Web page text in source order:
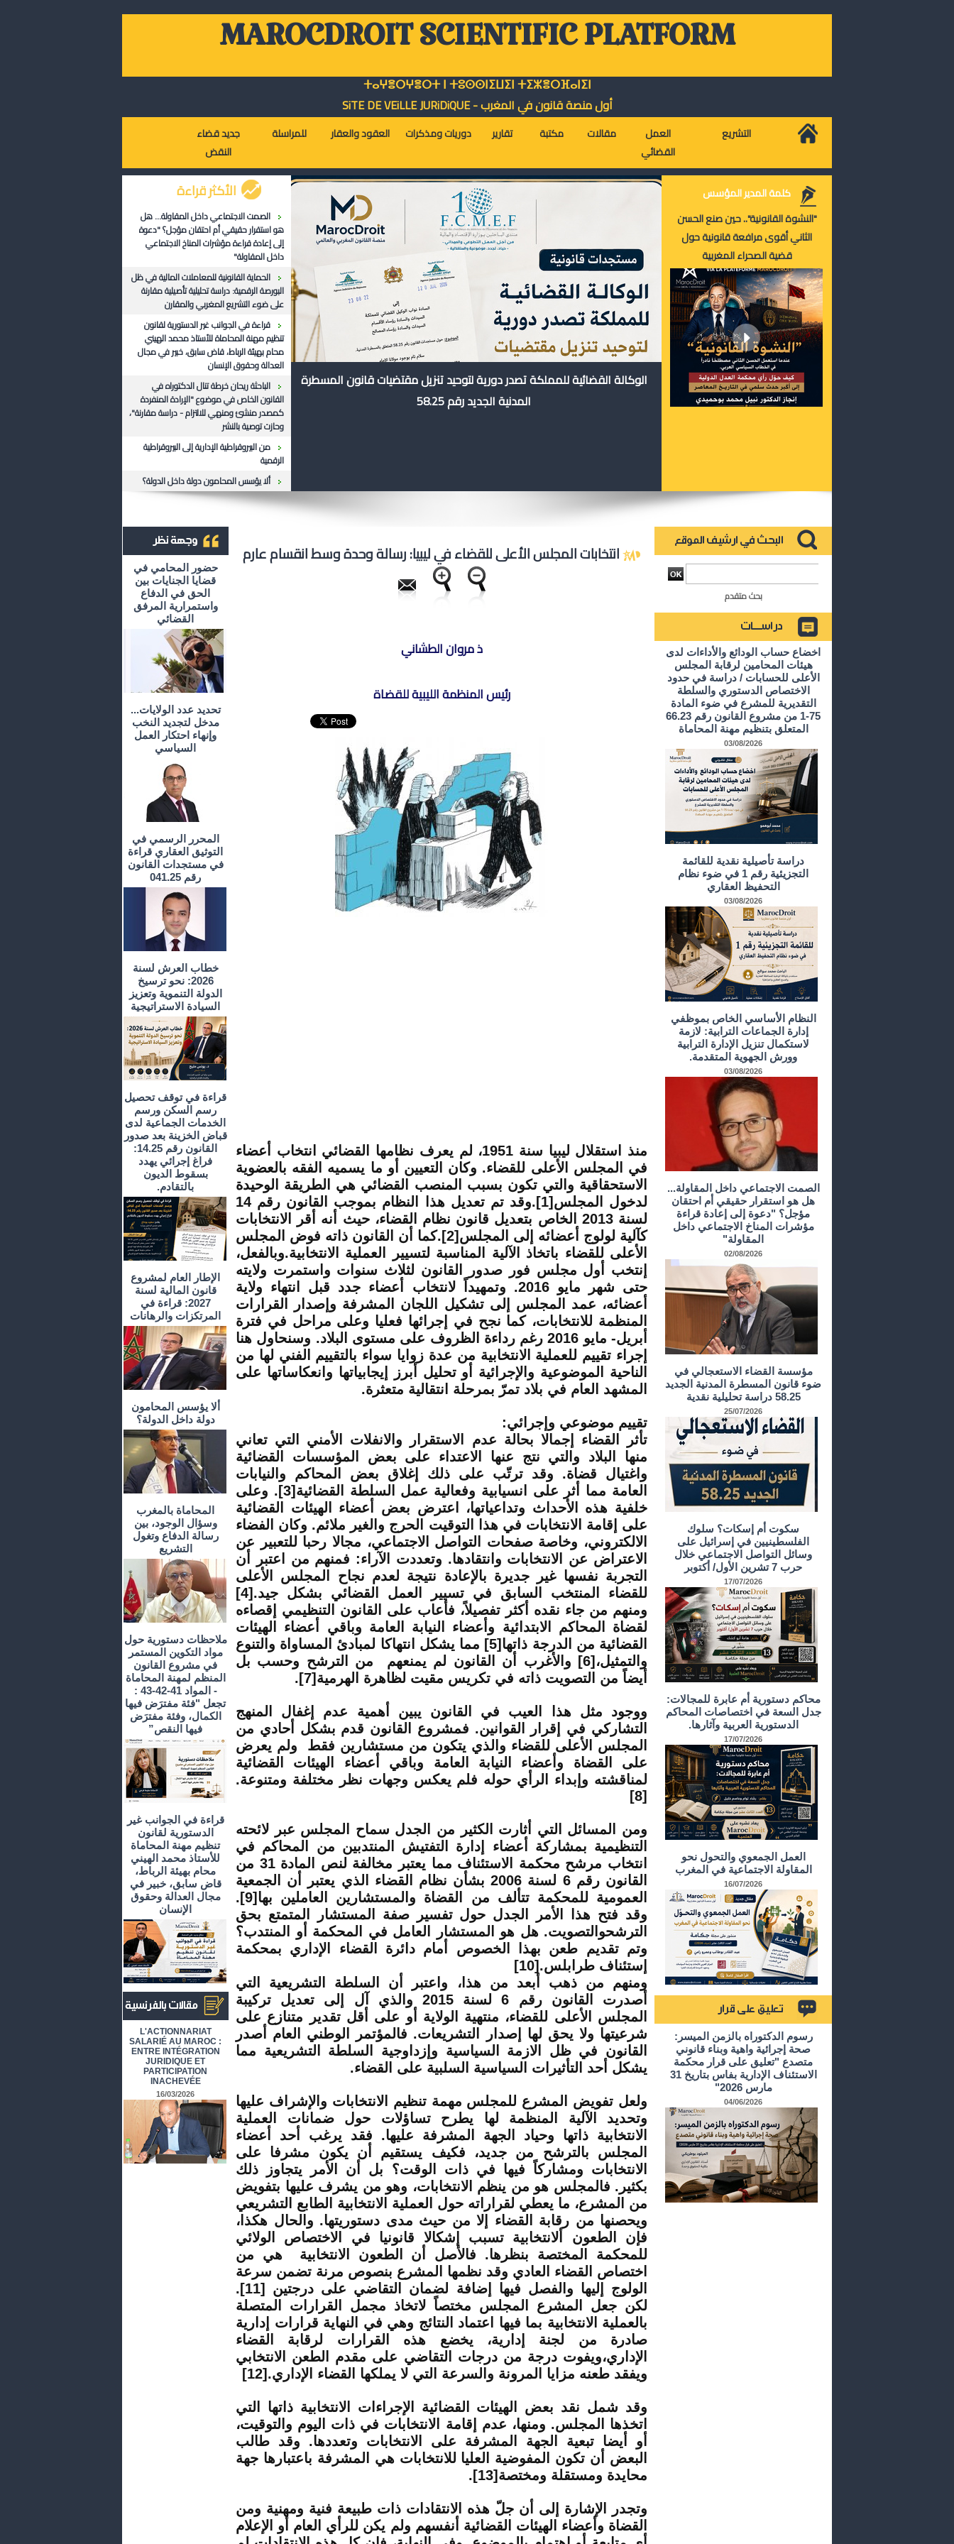
MAROCDROIT SCIENTIFIC PLATFORM
ⵜⴰⵖⴻⵔⵖⴻⵔⵜ ⵏ ⵜⵓⵙⵙⵏⵉⵡⵉⵏ ⵜⵉⵣⴻⵔⴼⴰⵏⵉⵏ
أول منصة قانون في المغرب - SiTE DE VEiLLE JURiDiQUE
جديد قضاء
النقض
للمراسلة العقود والعقار دوريات ومذكرات تقارير مكتبة مقالات
العمل
القضائي
التشريع
الأكثر قراءة
الصمت الاجتماعي داخل المقاولة... هل
هو استقرار حقيقي أم احتقان مؤجل؟ "دعوة
إلى إعادة قراءة مؤشرات المناخ الاجتماعي
داخل المقاولة"
الحماية القانونية للمعاملات المالية في ظل
البورصة الرقمية: دراسة تحليلية تأصيلية مقارنة
على ضوء التشريع المغربي والمقارن
قراءة في الجوانب غير الدستورية لقانون
تنظيم مهنة المحاماة للأستاذ محمد الهيني
محام بهيئة الرباط، قاض سابق، خبير في مجال
العدالة وحقوق الإنسان
الباحثة ريحان خرطة تنال الدكتوراه في
القانون الخاص في موضوع "الإرادة المنفردة
كمصدر منشئ ومنهي للالتزام - دراسة مقارنة"،
وحازت توصية بالنشر
من البيروقراطية الإدارية إلى البيروقراطية
الرقمية
ألا يؤسس المحامون دولة داخل الدولة؟
الوكالة القضائية للمملكة تصدر دورية لتوحيد تنزيل مقتضيات قانون المسطرة
المدنية الجديد رقم 58.25
كلمة المدير المؤسس
"النشوة القانونية".. حين صنع الحسن
الثاني أقوى مرافعة قانونية حول
قضية الصحراء المغربية
حضور المحامي في
قضايا الجنايات بين
الحق في الدفاع
واستمرارية المرفق
القضائي
تحديد عدد الولايات...
مدخل لتجديد النخب
وإنهاء احتكار العمل
السياسي
المحرر الرسمي في
التوثيق العقاري قراءة
في مستجدات القانون
رقم 041.25
خطاب العرش لسنة
2026: نحو ترسيخ
الدولة التنموية وتعزيز
السيادة الاستراتيجية
قراءة في توقف تحصيل
رسم السكن ورسم
الخدمات الجماعية لدى
قباض الخزينة بعد صدور
القانون رقم 14.25:
فراغ إجرائي يهدد
بسقوط الديون
بالتقادم.
الإطار العام لمشروع
قانون المالية لسنة
2027: قراءة في
المرتكزات والرهانات
ألا يؤسس المحامون
دولة داخل الدولة؟
المحاماة بالمغرب
وسؤال الوجود، بين
رسالة الدفاع وتغول
التشريع
ملاحظات دستورية حول
مواد التكوين المستمر
في مشروع القانون
المنظم لمهنة المحاماة
- المواد 41-42-43 :
تجعل "فئة مفترَض فيها
الكمال، وفئة مفترَض
فيها النقص”
قراءة في الجوانب غير
الدستورية لقانون
تنظيم مهنة المحاماة
للأستاذ محمد الهيني
محام بهيئة الرباط،
قاض سابق، خبير في
مجال العدالة وحقوق
الإنسان
L'ACTIONNARIAT
SALARIÉ AU MAROC :
ENTRE INTÉGRATION
JURIDIQUE ET
PARTICIPATION
INACHEVÉE
16/03/2026
انتخابات المجلس الأعلى للقضاء في ليبيا: رسالة وحدة وسط انقسام عارم
ذ مروان الطشاني
رئيس المنظمة الليبية للقضاة
منذ استقلال ليبيا سنة 1951، لم يعرف نظامها القضائي انتخاب أعضاء
في المجلس الأعلى للقضاء. وكان التعيين أو ما يسميه الفقه بالعضوية
الاستحقاقية والتي تكون بسبب المنصب القضائي هي الطريقة الوحيدة
لدخول المجلس[1].وقد تم تعديل هذا النظام بموجب القانون رقم 14
لسنة 2013 الخاص بتعديل قانون نظام القضاء، حيث أنه أقر الانتخابات
كآلية لولوج أعضائه إلى المجلس[2].كما أن القانون ذاته فوض المجلس
الأعلى للقضاء باتخاذ الآلية المناسبة لتسيير العملية الانتخابية.وبالفعل،
إنتخب أول مجلس فور صدور القانون لثلاث سنوات واستمرت ولايته
حتى شهر مايو 2016. وتمهيداً لانتخاب أعضاء جدد قبل انتهاء ولاية
أعضائه، عمد المجلس إلى تشكيل اللجان المشرفة وإصدار القرارات
المنظمة للانتخابات، كما نجح في إجرائها فعليا وعلى مراحل في فترة
أبريل- مايو 2016 رغم رداءة الظروف على مستوى البلاد. وسنحاول هنا
إجراء تقييم للعملية الانتخابية من عدة زوايا سواء بالتقييم الفني لها من
الناحية الموضوعية والإجرائية أو تحليل أبرز إيجابياتها وانعكاساتها على
المشهد العام في بلاد تمرّ بمرحلة انتقالية متعثرة.
تقييم موضوعي وإجرائي:
تأثر القضاء إجمالا بحالة عدم الاستقرار والانفلات الأمني التي تعاني
منها البلاد والتي نتج عنها الاعتداء على بعض المؤسسات القضائية
واغتيال قضاة. وقد ترتّب على ذلك إغلاق بعض المحاكم والنيابات
العامة مما أثر على انسيابية وفعالية عمل السلطة القضائية[3]. وعلى
خلفية هذه الأحداث وتداعياتها، اعترض بعض أعضاء الهيئات القضائية
على إقامة الانتخابات في هذا التوقيت الحرج والغير ملائم. وكان الفضاء
الالكتروني، وخاصة صفحات التواصل الاجتماعي، مجالا رحبا للتعبير عن
الاعتراض عن الانتخابات وانتقادها. وتعددت الآراء: فمنهم من اعتبر أن
التجربة نفسها غير جديرة بالإعادة نتيجة لعدم نجاح المجلس الأعلى
للقضاء المنتخب السابق في تسيير العمل القضائي بشكل جيد.[4]
ومنهم من جاء نقده أكثر تفصيلاً، فأعاب على القانون التنظيمي إقصاءه
لقضاة المحاكم الابتدائية وأعضاء النيابة العامة وباقي أعضاء الهيئات
القضائية من الدرجة ذاتها[5] مما يشكل انتهاكا لمبادئ المساواة والتنوع
والتمثيل،[6] والأغرب أن القانون لم يمنعهم من الترشح وحسب بل
أيضاً من التصويت ذاته في تكريس مقيت لظاهرة الهرمية[7].
ووجود مثل هذا العيب في القانون يبين أهمية عدم إغفال المنهج
التشاركي في إقرار القوانين. فمشروع القانون قدم بشكل أحادي من
المجلس الأعلى للقضاء والذي يتكون من مستشارين فقط ولم يعرض
على القضاة وأعضاء النيابة العامة وباقي أعضاء الهيئات القضائية
لمناقشته وإبداء الرأي حوله فلم يعكس وجهات نظر مختلفة ومتنوعة.
[8]
ومن المسائل التي أثارت الكثير من الجدل سماح المجلس عبر لائحته
التنظيمية بمشاركة أعضاء إدارة التفتيش المنتدبين من المحاكم في
انتخاب مرشح محكمة الاستئناف مما يعتبر مخالفة لنص المادة 31 من
القانون رقم 6 لسنة 2006 بشأن نظام القضاء الذي يعتبر أن الجمعية
العمومية للمحكمة تتألف من القضاة والمستشارين العاملين بها[9].
وقد فتح هذا الأمر الجدل حول تفسير صفة المستشار المتمتع بحق
الترشحوالتصويت. هل هو المستشار العامل في المحكمة أو المنتدب؟
وتم تقديم طعن بهذا الخصوص أمام دائرة القضاء الإداري بمحكمة
إستئناف طرابلس.[10]
ومنهم من ذهب أبعد من هذا، واعتبر أن السلطة التشريعية التي
أصدرت القانون رقم 6 لسنة 2015 والذي آل إلى تعديل تركيبة
المجلس الأعلى للقضاء، منتهية الولاية أو على أقل تقدير متنازع على
شرعيتها ولا يحق لها إصدار التشريعات. فالمؤتمر الوطني العام أصدر
القانون في ظل الازمة السياسية وإزداوجية السلطة التشريعية مما
يشكل أحد التأثيرات السياسية السلبية على القضاء.
ولعل تفويض المشرع للمجلس مهمة تنظيم الانتخابات والإشراف عليها
وتحديد الآلية المنظمة لها يطرح تساؤلات حول ضمانات العملية
الانتخابية ذاتها وحياد الجهة المشرفة عليها. فقد يرغب أحد أعضاء
المجلس بالترشح من جديد، فكيف يستقيم أن يكون مشرفا على
الانتخابات ومشاركاً فيها في ذات الوقت؟ بل أن الأمر يتجاوز ذلك
بكثير. فالمجلس هو من ينظم الانتخابات، وهو من يشرف عليها بتفويض
من المشرع، ما يعطي لقراراته حول العملية الانتخابية الطابع التشريعي
ويحصنها من رقابة القضاء إلا من حيث مدى دستوريتها. والحال هكذا،
فإن الطعون ألانتخابية تسبب إشكالا قانونيا في الاختصاص الولائي
للمحكمة المختصة بنظرها. فالأصل أن الطعون الانتخابية هي من
اختصاص القضاء العادي وقد نظمها المشرع بنصوص مرنة تضمن سرعة
الولوج إليها والفصل فيها إضافة لضمان التقاضي على درجتين [11].
لكن جعل المشرع المجلس مختصاً لاتخاذ مجمل القرارات المتصلة
بالعملية الانتخابية بما فيها اعتماد النتائج وهي في النهاية قرارات إدارية
صادرة من لجنة إدارية، يخضع هذه القرارات لرقابة القضاء
الإداري،ويفوت درجة من درجات التقاضي على مقدم الطعن الانتخابي
ويفقد طعنه مزايا المرونة والسرعة التي لا يملكها القضاء الإداري.[12]
وقد شمل نقد بعض الهيئات القضائية الإجراءات الانتخابية ذاتها التي
اتخذها المجلس. ومنها، عدم إقامة الانتخابات في ذات اليوم والتوقيت،
أو أيضا تبعية الجهة المشرفة على الانتخابات وتعددها. وقد طالب
البعض أن تكون المفوضية العليا للانتخابات هي المشرفة باعتبارها جهة
محايدة ومستقلة ومختصة[13].
وتجدر الإشارة إلى أن جلّ هذه الانتقادات ذات طبيعة فنية ومهنية ومن
القضاة وأعضاء الهيئات القضائية أنفسهم ولم يكن للرأي العام أو الإعلام
بحث متقدم
اخضاع حساب الودائع والأداءات لدى
هيئات المحامين لرقابة المجلس
الأعلى للحسابات / دراسة في حدود
الاختصاص الدستوري والسلطة
التقديرية للمشرع في ضوء المادة
75-1 من مشروع القانون رقم 66.23
المتعلق بتنظيم مهنة المحاماة
03/08/2026
دراسة تأصيلية نقدية للقائمة
التجزيئية رقم 1 في ضوء نظام
التحفيظ العقاري
03/08/2026
النظام الأساسي الخاص بموظفي
إدارة الجماعات الترابية: لازمة
لاستكمال تنزيل الإدارة الترابية
وورش الجهوية المتقدمة.
03/08/2026
الصمت الاجتماعي داخل المقاولة...
هل هو استقرار حقيقي أم احتقان
مؤجل؟ "دعوة إلى إعادة قراءة
مؤشرات المناخ الاجتماعي داخل
المقاولة"
02/08/2026
مؤسسة القضاء الاستعجالي في
ضوء قانون المسطرة المدنية الجديد
58.25 دراسة تحليلية نقدية
25/07/2026
سكوت أم إسكات؟ سلوك
الفلسطينيين في إسرائيل على
وسائل التواصل الاجتماعي خلال
حرب 7 تشرين الأول/ أكتوبر
17/07/2026
محاكم دستورية أم عابرة للمجالات:
جدل السعة في اختصاصات المحاكم
الدستورية العربية وآثارها.
17/07/2026
العمل الجمعوي والتحول نحو
المقاولة الاجتماعية في المغرب
16/07/2026
رسوم الدكتوراه بالزمن الميسر:
صحة إجرائية واهية وبناء قانوني
متصدع "تعليق على قرار محكمة
الاستئناف الإدارية بفاس بتاريخ 31
مارس 2026"
04/06/2026